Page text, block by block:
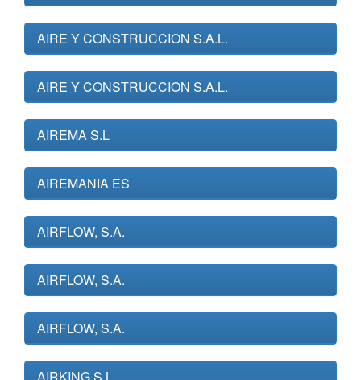
AIRE Y CONSTRUCCION S.A.L.
AIRE Y CONSTRUCCION S.A.L.
AIREMA S.L
AIREMANIA ES
AIRFLOW, S.A.
AIRFLOW, S.A.
AIRFLOW, S.A.